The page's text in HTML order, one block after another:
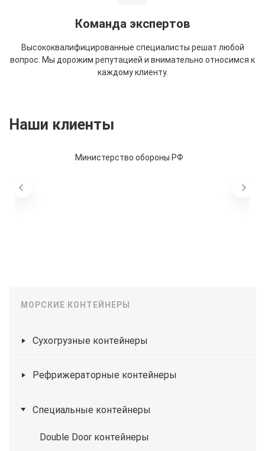
Команда экспертов
Высококвалифицированные специалисты решат любой
вопрос. Мы дорожим репутацией и внимательно относимся к
каждому клиенту.
Наши клиенты
Министерство обороны РФ
МОРСКИЕ КОНТЕЙНЕРЫ
Сухогрузные контейнеры
Рефрижераторные контейнеры
Специальные контейнеры
Double Door контейнеры